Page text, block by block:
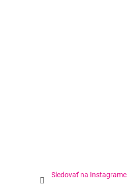
Sledovať na Instagrame